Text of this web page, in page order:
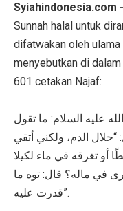
Syiahindonesia.com -
Sunnah halal untuk
difatwakan oleh
menyebutkan di dalam
601 cetakan Najaf:
عليه السلام: ما تقول
الدم، ولكني أتقي
أو تغرقه في ماء لكيلا
في ماله؟ قال: توه ما
قدرت عليه”.